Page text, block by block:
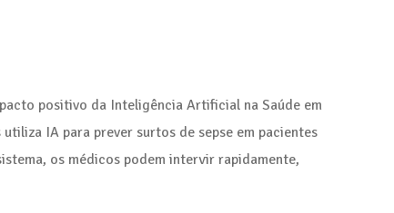
positivo da Inteligência Artificial na Saúde em
IA para prever surtos de sepse em pacientes
os médicos podem intervir rapidamente,